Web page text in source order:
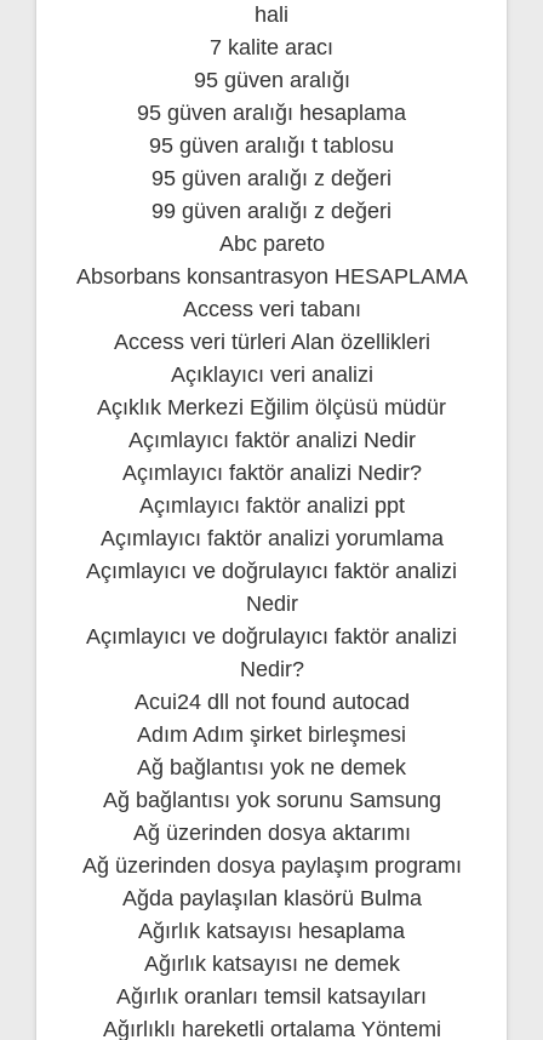
hali
7 kalite aracı
95 güven aralığı
95 güven aralığı hesaplama
95 güven aralığı t tablosu
95 güven aralığı z değeri
99 güven aralığı z değeri
Abc pareto
Absorbans konsantrasyon HESAPLAMA
Access veri tabanı
Access veri türleri Alan özellikleri
Açıklayıcı veri analizi
Açıklık Merkezi Eğilim ölçüsü müdür
Açımlayıcı faktör analizi Nedir
Açımlayıcı faktör analizi Nedir?
Açımlayıcı faktör analizi ppt
Açımlayıcı faktör analizi yorumlama
Açımlayıcı ve doğrulayıcı faktör analizi
Nedir
Açımlayıcı ve doğrulayıcı faktör analizi
Nedir?
Acui24 dll not found autocad
Adım Adım şirket birleşmesi
Ağ bağlantısı yok ne demek
Ağ bağlantısı yok sorunu Samsung
Ağ üzerinden dosya aktarımı
Ağ üzerinden dosya paylaşım programı
Ağda paylaşılan klasörü Bulma
Ağırlık katsayısı hesaplama
Ağırlık katsayısı ne demek
Ağırlık oranları temsil katsayıları
Ağırlıklı hareketli ortalama Yöntemi